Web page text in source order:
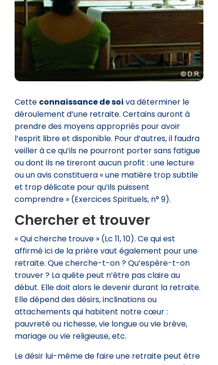
Cette connaissance de soi va déterminer le
déroulement d’une retraite. Certains auront à
prendre des moyens appropriés pour avoir
l’esprit libre et disponible. Pour d’autres, il faudra
veiller à ce qu’ils ne pourront porter sans fatigue
ou dont ils ne tireront aucun profit : une lecture
ou un avis constituera « une matière trop subtile
et trop délicate pour qu’ils puissent
comprendre » (Exercices Spirituels, n° 9).
Chercher et trouver
« Qui cherche trouve » (Lc 11, 10). Ce qui est
affirmé ici de la prière vaut également pour une
retraite. Que cherche-t-on ? Qu’espère-t-on
trouver ? La quête peut n’être pas claire au
début. Elle doit alors le devenir durant la retraite.
Elle dépend des désirs, inclinations ou
attachements qui habitent notre cœur :
pauvreté ou richesse, vie longue ou vie brève,
mariage ou vie religieuse, etc.
Le désir lui-même de faire une retraite peut être